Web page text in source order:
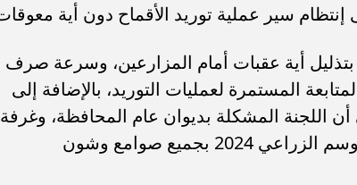
أية عقبات أمام المزارعين، وسرعة صرف
المستمرة لعمليات التوريد، بالإضافة إلى
اللجنة المشكلة بديوان عام المحافظة، وغرفة
العمليات تتابع عملية توريد الاقماح المحلية للموسم الزراعي 2024 بجميع صوامع وشون